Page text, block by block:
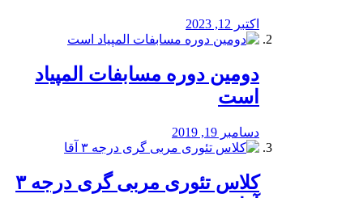
اکتبر 12, 2023
دومین دوره مسابفات المپیاد
است
دسامبر 19, 2019
کلاس تئوری مربی گری درجه ۳